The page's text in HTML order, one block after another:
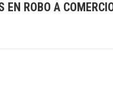
EN ROBO A